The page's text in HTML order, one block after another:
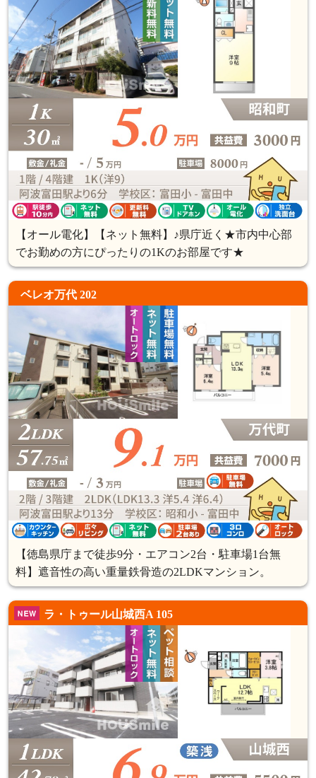
【オール電化】【ネット無料】♪県庁近く★市内中心部
でお勤めの方にぴったりの1Kのお部屋です★
ベレオ万代 202
【徳島県庁まで徒歩9分・エアコン2台・駐車場1台無
料】遮音性の高い重量鉄骨造の2LDKマンション。
ラ・トゥール山城西A 105